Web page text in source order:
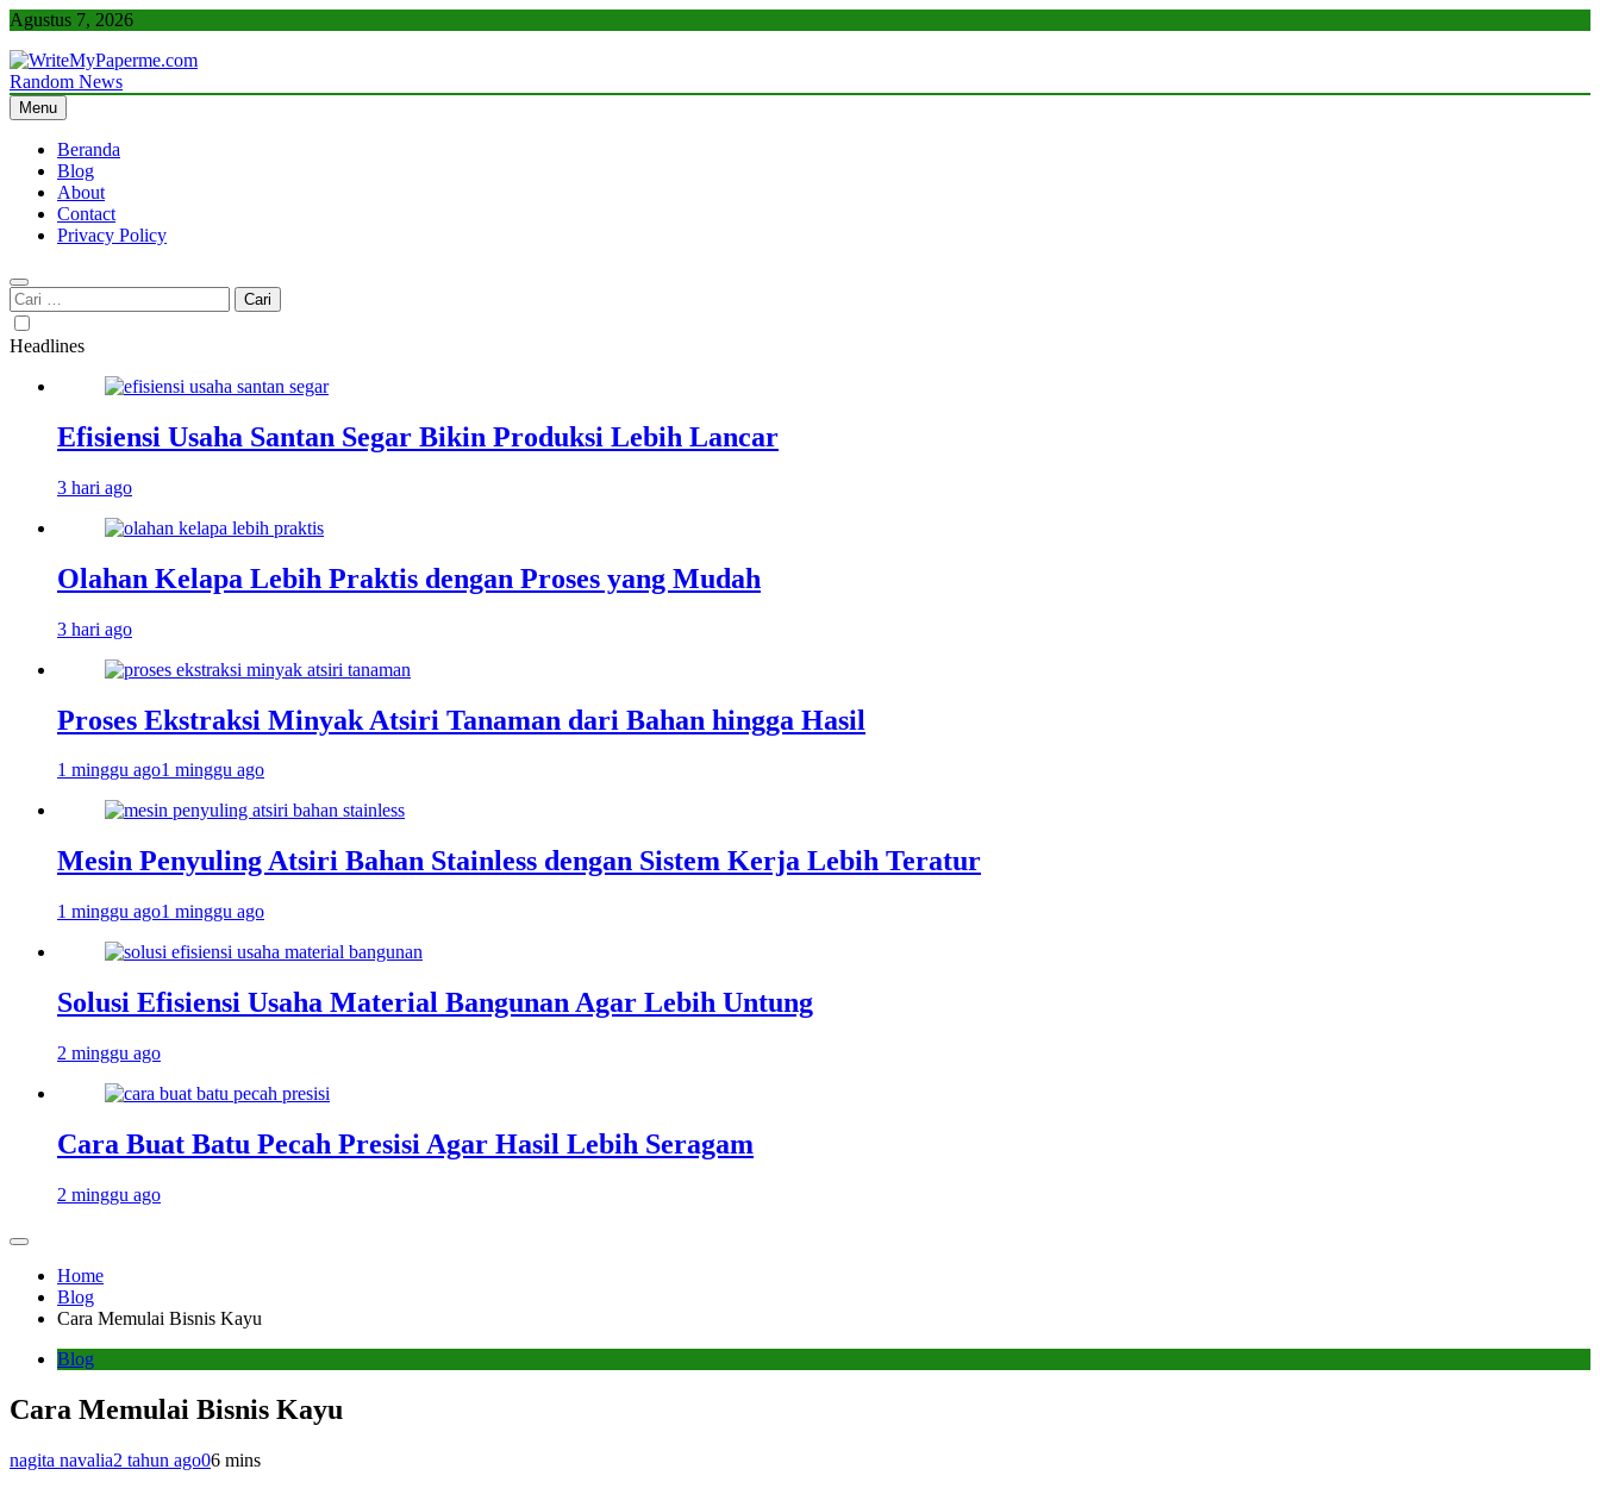
Skip
content
Agustus 7, 2026
WriteMyPaperme.com
Bisnis, Kuliner, Teknologi
Random News
Menu
Beranda
Blog
About
Contact
Privacy Policy
Cari
untuk:
Headlines
Efisiensi Usaha Santan Segar Bikin Produksi Lebih Lancar
3 hari ago
Olahan Kelapa Lebih Praktis dengan Proses yang Mudah
3 hari ago
Proses Ekstraksi Minyak Atsiri Tanaman dari Bahan hingga Hasil
1 minggu ago1 minggu ago
Mesin Penyuling Atsiri Bahan Stainless dengan Sistem Kerja Lebih Teratur
1 minggu ago1 minggu ago
Solusi Efisiensi Usaha Material Bangunan Agar Lebih Untung
2 minggu ago
Cara Buat Batu Pecah Presisi Agar Hasil Lebih Seragam
2 minggu ago
Home
Blog
Cara Memulai Bisnis Kayu
Blog
Cara Memulai Bisnis Kayu
nagita navalia2 tahun ago06 mins